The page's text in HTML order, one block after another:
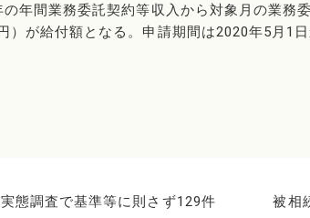
年間業務委託契約等収入から対象月の業務
）が給付額となる。申請期間は2020年5月1
態調査で基準等に則さず129件 被相